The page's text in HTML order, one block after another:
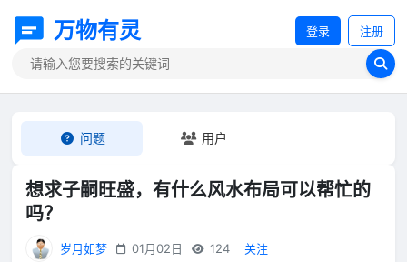
万物有灵 登录 注册
问题 用户
想求子嗣旺盛，有什么风水布局可以帮忙的
吗？
岁月如梦 01月02日 124 关注